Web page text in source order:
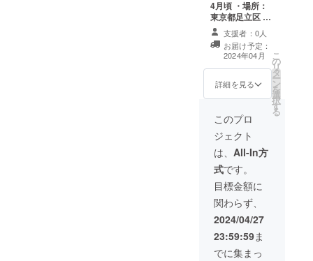
緒にのんびり暮
らせる戸建賃貸
を実際に体験し
て頂けます。基
本的な生活家具
はこちらで準備
ちゃんと一緒に
手ぶらでお越し
4月頃 ・場所：
東京都足立区 ・
支援者様の交通
費や滞在費：支
援者様の交通費
や滞在費は各自
でご負担くださ
い。 ・支援者様
連絡します。 ・
リフォーム完成
後、実際にこの
物件で猫ちゃん
と一緒に一夜を
明かして頂けま
す。猫ちゃんと
語り合う一夜を
お楽しみ頂けれ
ば光栄です。
支援者：0人
お届け予定：
2024年04月
詳細を見る
こ
の
リ
タ
ー
ン
を
選
択
す
る
このプロ
ジェクト
は、 All-In方
式です。
目標金額に
関わらず、
2024/04/27
23:59:59ま
でに集まっ